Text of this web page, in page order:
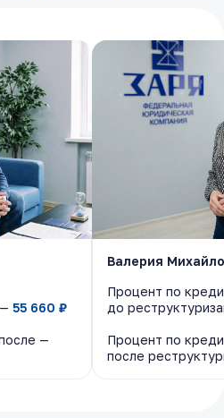
55 660 ₽
—
Валерия
Процент по
до
Процент по
после
55 660 ₽
—
Валерия
Процент по
до
Процент по
после